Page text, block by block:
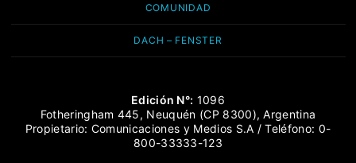
COMUNIDAD
DACH – FENSTER
Edición N°: 1096
Fotheringham 445, Neuquén (CP 8300), Argentina
Propietario: Comunicaciones y Medios S.A / Teléfono: 0-
800-33333-123